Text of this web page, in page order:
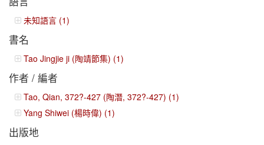
未知語言 (1)
書名
Tao Jingjie ji (陶靖節集) (1)
作者 / 編者
Tao, Qian, 372?-427 (陶潛, 372?-427) (1)
Yang Shiwei (楊時偉) (1)
出版地